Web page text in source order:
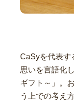
CaSyを代表す
思いを言語化
ギフト～」。
う上での考え